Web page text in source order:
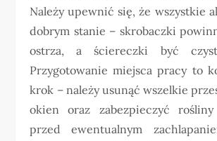
Należy upewnić się, że wszystkie
dobrym stanie – skrobaczki
ostrza, a ściereczki być
Przygotowanie miejsca pracy to
krok – należy usunąć wszelkie
okien oraz zabezpieczyć
przed ewentualnym